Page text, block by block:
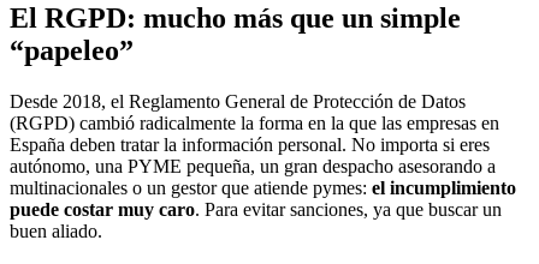
El RGPD: mucho más que un simple
“papeleo”
Desde 2018, el Reglamento General de Protección de Datos
(RGPD) cambió radicalmente la forma en la que las empresas en
España deben tratar la información personal. No importa si eres
autónomo, una PYME pequeña, un gran despacho asesorando a
multinacionales o un gestor que atiende pymes: el incumplimiento
puede costar muy caro. Para evitar sanciones, ya que buscar un
buen aliado.